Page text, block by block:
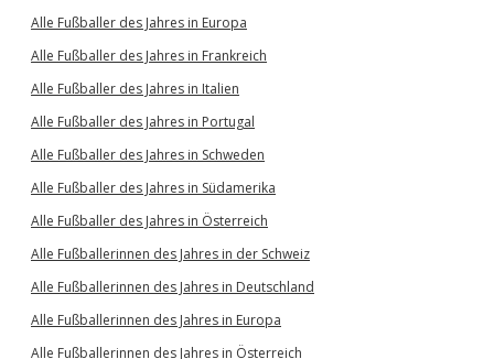
Alle Fußballer des Jahres in Europa
Alle Fußballer des Jahres in Frankreich
Alle Fußballer des Jahres in Italien
Alle Fußballer des Jahres in Portugal
Alle Fußballer des Jahres in Schweden
Alle Fußballer des Jahres in Südamerika
Alle Fußballer des Jahres in Österreich
Alle Fußballerinnen des Jahres in der Schweiz
Alle Fußballerinnen des Jahres in Deutschland
Alle Fußballerinnen des Jahres in Europa
Alle Fußballerinnen des Jahres in Österreich